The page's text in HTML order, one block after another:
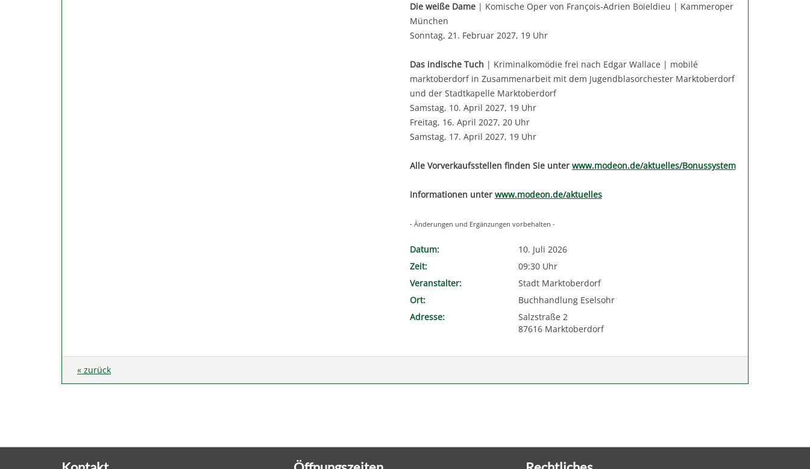
Die weiße Dame| Komische Oper von François-Adrien Boieldieu | Kammeroper
München
Sonntag, 21. Februar 2027, 19 Uhr
Das indische Tuch | Kriminalkomödie frei nach Edgar Wallace | mobilé
marktoberdorf in Zusammenarbeit mit dem Jugendblasorchester Marktoberdorf
und der Stadtkapelle Marktoberdorf
Samstag, 10. April 2027, 19 Uhr
Freitag, 16. April 2027, 20 Uhr
Samstag, 17. April 2027, 19 Uhr
Alle Vorverkaufsstellen finden Sie unter www.modeon.de/aktuelles/Bonussystem
Informationen unter www.modeon.de/aktuelles
- Änderungen und Ergänzungen vorbehalten -
Datum:
10. Juli 2026
Zeit:
09:30 Uhr
Veranstalter:
Stadt Marktoberdorf
Ort:
Buchhandlung Eselsohr
Adresse:
Salzstraße 2
87616 Marktoberdorf
« zurück